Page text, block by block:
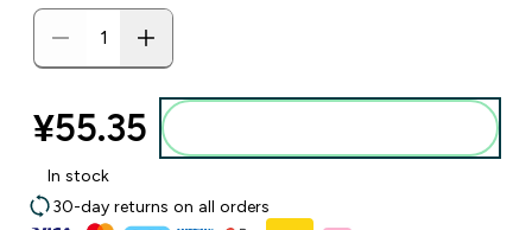
¥55.35‎
In stock
30-day returns on all orders